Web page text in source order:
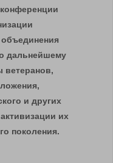
дальнейшему
ветеранов,
и других
их
поколения.